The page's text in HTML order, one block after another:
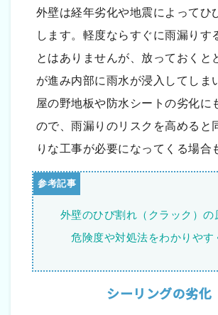
外壁は経年劣化や地震によってひ
します。軽度ならすぐに雨漏りす
とはありませんが、放っておくと
が進み内部に雨水が浸入してしま
屋の野地板や防水シートの劣化に
ので、雨漏りのリスクを高めると
りな工事が必要になってくる場合
外壁のひび割れ（クラック）の
危険度や対処法をわかりやす
シーリングの劣化